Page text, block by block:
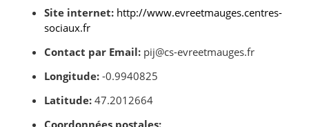
Site internet: http://www.evreetmauges.centres-
sociaux.fr
Contact par Email: pij@cs-evreetmauges.fr
Longitude: -0.9940825
Latitude: 47.2012664